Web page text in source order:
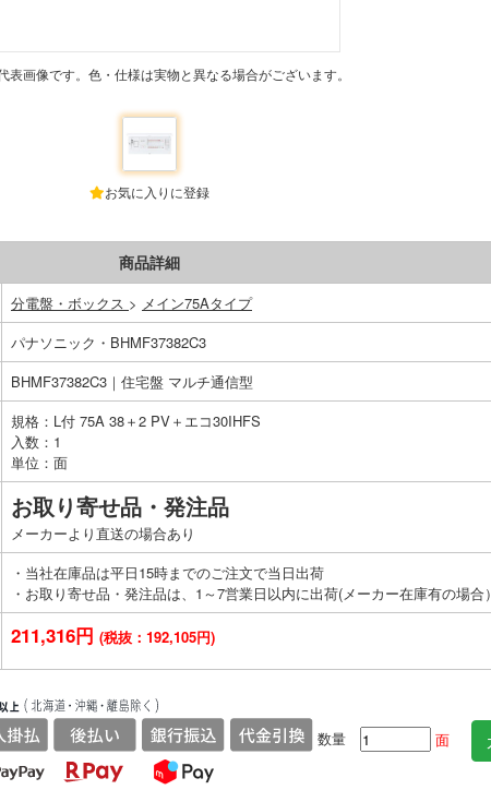
表画像です。色・仕様は実物と異なる場合がございます。
お気に入りに登録
商品詳細
分電盤・ボックス > メイン75Aタイプ
パナソニック・BHMF37382C3
BHMF37382C3｜住宅盤 マルチ通信型
規格：L付 75A 38＋2 PV＋エコ30IHFS
入数：1
単位：面
お取り寄せ品・発注品
メーカーより直送の場合あり
・当社在庫品は平日15時までのご注文で当日出荷
・お取り寄せ品・発注品は、1～7営業日以内に出荷(メーカー在庫有の場合）
211,316円 (税抜：192,105円)
数量 面